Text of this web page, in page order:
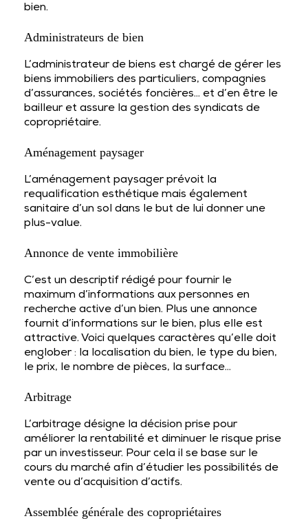
bien.
Administrateurs de bien
L’administrateur de biens est chargé de gérer les
biens immobiliers des particuliers, compagnies
d’assurances, sociétés foncières… et d’en être le
bailleur et assure la gestion des syndicats de
copropriétaire.
Aménagement paysager
L’aménagement paysager prévoit la
requalification esthétique mais également
sanitaire d’un sol dans le but de lui donner une
plus-value.
Annonce de vente immobilière
C’est un descriptif rédigé pour fournir le
maximum d’informations aux personnes en
recherche active d’un bien. Plus une annonce
fournit d’informations sur le bien, plus elle est
attractive. Voici quelques caractères qu’elle doit
englober : la localisation du bien, le type du bien,
le prix, le nombre de pièces, la surface…
Arbitrage
L’arbitrage désigne la décision prise pour
améliorer la rentabilité et diminuer le risque prise
par un investisseur. Pour cela il se base sur le
cours du marché afin d’étudier les possibilités de
vente ou d’acquisition d’actifs.
Assemblée générale des copropriétaires